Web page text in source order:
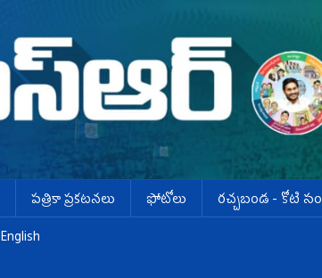
పత్రికా ప్రకటనలు ఫోటోలు ర‌చ్చ‌బండ‌ - కోటి
English